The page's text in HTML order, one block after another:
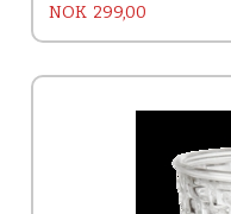
Pris
NOK 299,00